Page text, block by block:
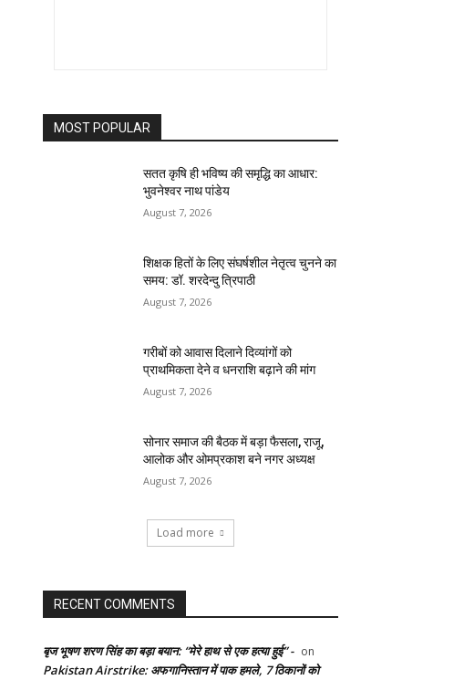
MOST POPULAR
सतत कृषि ही भविष्य की समृद्धि का आधार:
भुवनेश्वर नाथ पांडेय
August 7, 2026
शिक्षक हितों के लिए संघर्षशील नेतृत्व चुनने का
समय: डॉ. शरदेन्दु त्रिपाठी
August 7, 2026
गरीबों को आवास दिलाने दिव्यांगों को
प्राथमिकता देने व धनराशि बढ़ाने की मांग
August 7, 2026
सोनार समाज की बैठक में बड़ा फैसला, राजू,
आलोक और ओमप्रकाश बने नगर अध्यक्ष
August 7, 2026
Load more
RECENT COMMENTS
बृज भूषण शरण सिंह का बड़ा बयान: “मेरे हाथ से एक हत्या हुई” - on
Pakistan Airstrike: अफगानिस्तान में पाक हमले, 7 ठिकानों को